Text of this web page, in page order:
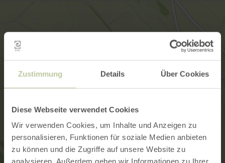
Zustimmung Details Über Cookies
Diese Webseite verwendet Cookies
Wir verwenden Cookies, um Inhalte und Anzeigen zu
personalisieren, Funktionen für soziale Medien anbieten
zu können und die Zugriffe auf unsere Website zu
analysieren. Außerdem geben wir Informationen zu Ihrer